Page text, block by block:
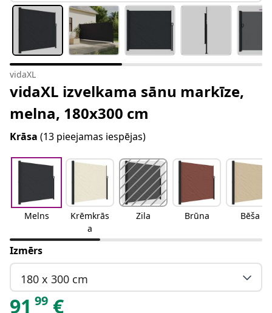
vidaXL
vidaXL izvelkama sānu markīze,
melna, 180x300 cm
Krāsa (13 pieejamas iespējas)
Melns
Krēmkrās
a
Zila Brūna Bēša
Izmērs
180 x 300 cm
91 99 €